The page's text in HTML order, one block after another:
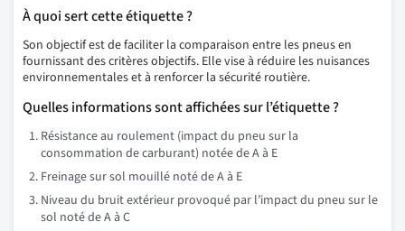
À quoi sert cette étiquette ?
Son objectif est de faciliter la comparaison entre les pneus en
fournissant des critères objectifs. Elle vise à réduire les nuisances
environnementales et à renforcer la sécurité routière.
Quelles informations sont affichées sur l’étiquette ?
Résistance au roulement (impact du pneu sur la
consommation de carburant) notée de A à E
Freinage sur sol mouillé noté de A à E
Niveau du bruit extérieur provoqué par l’impact du pneu sur le
sol noté de A à C